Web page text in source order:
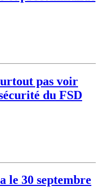
pas voir
du FSD
le 30 septembre